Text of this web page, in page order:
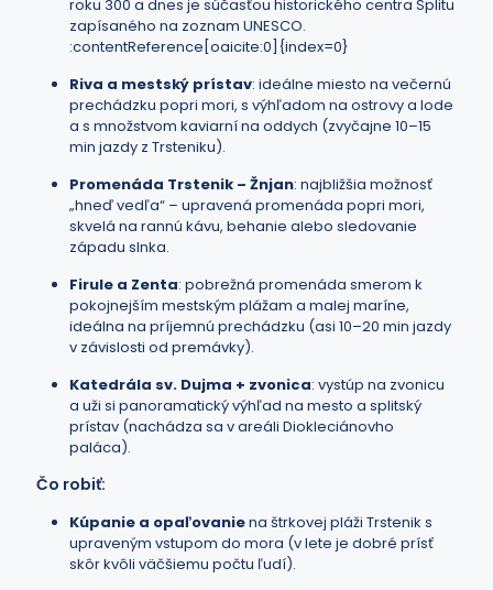
roku 300 a dnes je súčasťou historického centra Splitu
zapísaného na zoznam UNESCO.
:contentReference[oaicite:0]{index=0}
Riva a mestský prístav: ideálne miesto na večernú
prechádzku popri mori, s výhľadom na ostrovy a lode
a s množstvom kaviarní na oddych (zvyčajne 10–15
min jazdy z Trsteniku).
Promenáda Trstenik – Žnjan: najbližšia možnosť
„hneď vedľa“ – upravená promenáda popri mori,
skvelá na rannú kávu, behanie alebo sledovanie
západu slnka.
Firule a Zenta: pobrežná promenáda smerom k
pokojnejším mestským plážam a malej maríne,
ideálna na príjemnú prechádzku (asi 10–20 min jazdy
v závislosti od premávky).
Katedrála sv. Dujma + zvonica: vystúp na zvonicu
a uži si panoramatický výhľad na mesto a splitský
prístav (nachádza sa v areáli Diokleciánovho
paláca).
Čo robiť:
Kúpanie a opaľovaniena štrkovej pláži Trstenik s
upraveným vstupom do mora (v lete je dobré prísť
skôr kvôli väčšiemu počtu ľudí).